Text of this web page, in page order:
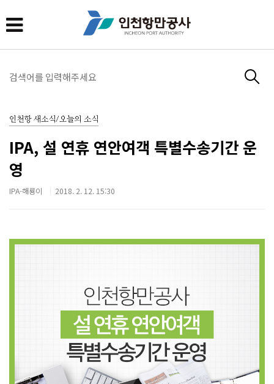
인천항 새소식/오늘의 소식
IPA, 설 연휴 연안여객 특별수송기간 운
영
IPA-해룡이 2018. 2. 12. 15:30